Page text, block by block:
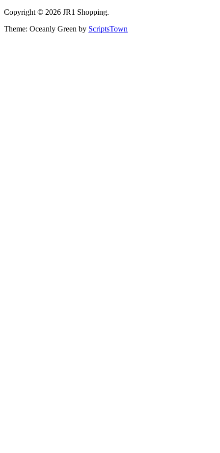
Copyright © 2026 JR1 Shopping.
Theme: Oceanly Green by ScriptsTown